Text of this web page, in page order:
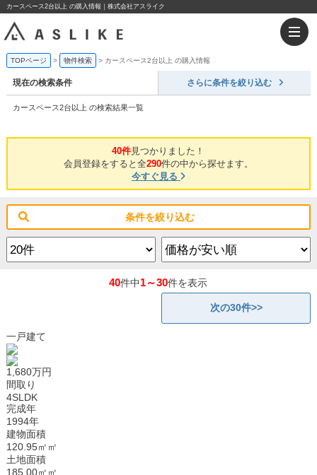
カースペース2台以上 の購入情報｜株式会社アスライク
TOPページ 物件検索 カースペース2台以上 の購入情報
現在の検索条件 さらに条件を絞り込む
カースペース2台以上 の検索結果一覧
40件見つかりました！
会員登録をすると全290件の中から探せます。
今すぐ見る
条件を絞り込む
40件中1～30件を表示
次の30件>>
一戸建て
1,680万円
間取り
4SLDK
完成年
1994年
建物面積
120.95㎡㎡
土地面積
185.00㎡㎡